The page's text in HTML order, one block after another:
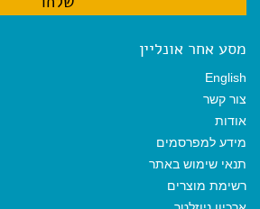
מסע אחר אונליין
English
צור קשר
אודות
מידע למפרסמים
תנאי שימוש באתר
רשימת מוצרים